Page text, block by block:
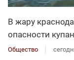
В жару
опасности
Общество